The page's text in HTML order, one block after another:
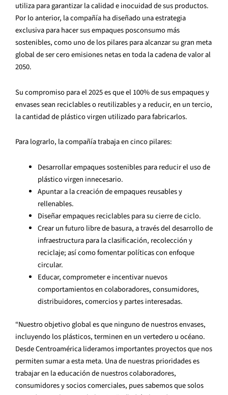
utiliza para garantizar la calidad e inocuidad de sus productos.
Por lo anterior, la compañía ha diseñado una estrategia
exclusiva para hacer sus empaques posconsumo más
sostenibles, como uno de los pilares para alcanzar su gran meta
global de ser cero emisiones netas en toda la cadena de valor al
2050.
Su compromiso para el 2025 es que el 100% de sus empaques y
envases sean reciclables o reutilizables y a reducir, en un tercio,
la cantidad de plástico virgen utilizado para fabricarlos.
Para lograrlo, la compañía trabaja en cinco pilares:
Desarrollar empaques sostenibles para reducir el uso de
plástico virgen innecesario.
Apuntar a la creación de empaques reusables y
rellenables.
Diseñar empaques reciclables para su cierre de ciclo.
Crear un futuro libre de basura, a través del desarrollo de
infraestructura para la clasificación, recolección y
reciclaje; así como fomentar políticas con enfoque
circular.
Educar, comprometer e incentivar nuevos
comportamientos en colaboradores, consumidores,
distribuidores, comercios y partes interesadas.
“Nuestro objetivo global es que ninguno de nuestros envases,
incluyendo los plásticos, terminen en un vertedero u océano.
Desde Centroamérica lideramos importantes proyectos que nos
permiten sumar a esta meta. Una de nuestras prioridades es
trabajar en la educación de nuestros colaboradores,
consumidores y socios comerciales, pues sabemos que solos